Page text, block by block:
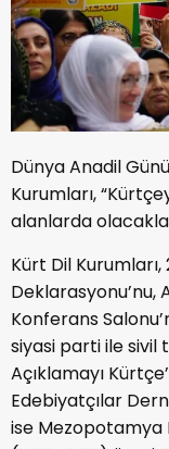
Dünya Anadil
Kurumları,
alanlarda
Kürt Dil
Deklarasyonu’nu,
Konferans
siyasi parti ile sivil
Açıklamayı
Edebiyatçılar
ise Mezopotamya